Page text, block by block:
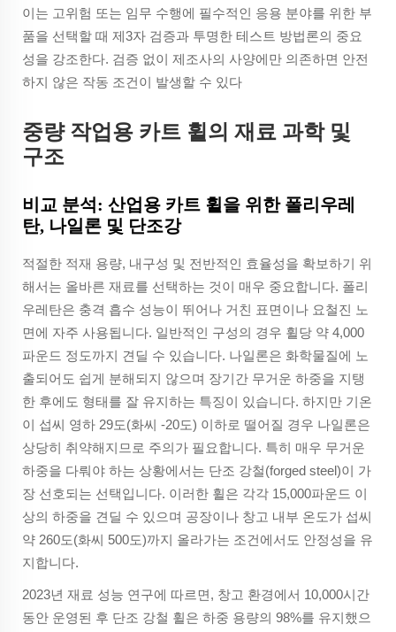
이는 고위험 또는 임무 수행에 필수적인 응용 분야를 위한 부
품을 선택할 때 제3자 검증과 투명한 테스트 방법론의 중요
성을 강조한다. 검증 없이 제조사의 사양에만 의존하면 안전
하지 않은 작동 조건이 발생할 수 있다
중량 작업용 카트 휠의 재료 과학 및
구조
비교 분석: 산업용 카트 휠을 위한 폴리우레
탄, 나일론 및 단조강
적절한 적재 용량, 내구성 및 전반적인 효율성을 확보하기 위
해서는 올바른 재료를 선택하는 것이 매우 중요합니다. 폴리
우레탄은 충격 흡수 성능이 뛰어나 거친 표면이나 요철진 노
면에 자주 사용됩니다. 일반적인 구성의 경우 휠당 약 4,000
파운드 정도까지 견딜 수 있습니다. 나일론은 화학물질에 노
출되어도 쉽게 분해되지 않으며 장기간 무거운 하중을 지탱
한 후에도 형태를 잘 유지하는 특징이 있습니다. 하지만 기온
이 섭씨 영하 29도(화씨 -20도) 이하로 떨어질 경우 나일론은
상당히 취약해지므로 주의가 필요합니다. 특히 매우 무거운
하중을 다뤄야 하는 상황에서는 단조 강철(forged steel)이 가
장 선호되는 선택입니다. 이러한 휠은 각각 15,000파운드 이
상의 하중을 견딜 수 있으며 공장이나 창고 내부 온도가 섭씨
약 260도(화씨 500도)까지 올라가는 조건에서도 안정성을 유
지합니다.
2023년 재료 성능 연구에 따르면, 창고 환경에서 10,000시간
동안 운영된 후 단조 강철 휠은 하중 용량의 98%를 유지했으